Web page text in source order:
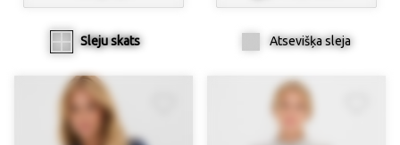
Sleju skats Atsevišķa sleja